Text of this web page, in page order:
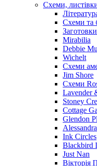
Схеми,
Схеми та
Mirabilia
Debbie
Wichelt
Схеми
Jim Shore
Cхеми
Lavender
Stoney
Cottage
Glendon
Ink Circles
Blackbird
Just Nan
Вікторія